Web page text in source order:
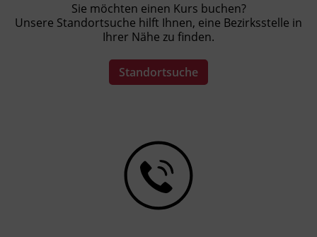
Sie möchten einen Kurs buchen?
Unsere Standortsuche hilft Ihnen, eine Bezirksstelle in
Ihrer Nähe zu finden.
Standortsuche